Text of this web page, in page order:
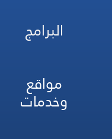
البرامج
مواقع
وخدمات